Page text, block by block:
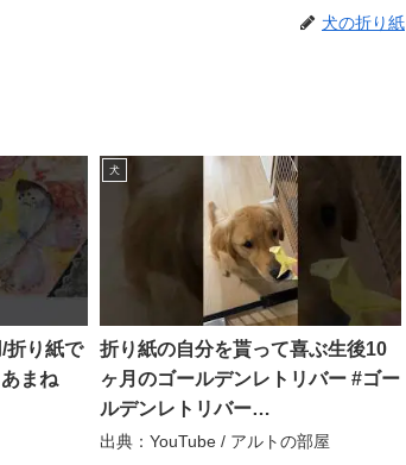
犬の折り紙
折り紙で
まね
犬
折り紙の自分を貰って喜ぶ生後10
ヶ月のゴールデンレトリバー #ゴー
ルデンレトリバー
#goldenretriever #puppy #大型犬
出典：YouTube / アルトの部屋